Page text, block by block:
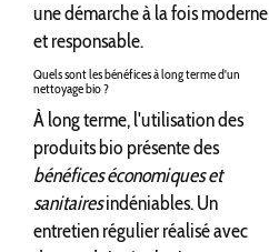
une démarche à la fois moderne
et responsable.
Quels sont les bénéfices à long terme d'un
nettoyage bio ?
À long terme, l'utilisation des
produits bio présente des
bénéfices économiques et
sanitairesindéniables. Un
entretien régulier réalisé avec